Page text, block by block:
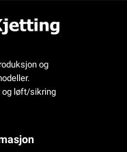
og
og løft/sikring